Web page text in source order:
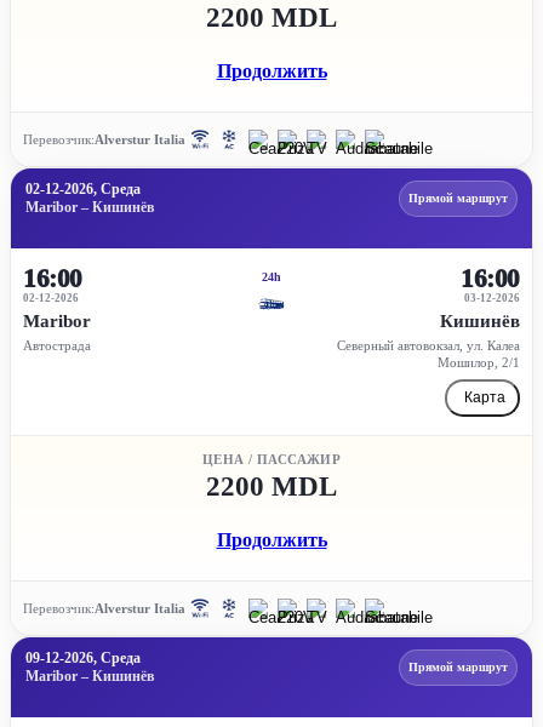
2200 MDL
Продолжить
Перевозчик:Alverstur Italia
02-12-2026, Среда
Maribor – Кишинёв
Прямой маршрут
16:00
02-12-2026
Maribor
Автострада
24h
03-12-2026
16:00
Кишинёв
Северный автовокзал, ул. Калеа
Мошилор, 2/1
Карта
ЦЕНА / ПАССАЖИР
2200 MDL
Продолжить
Перевозчик:Alverstur Italia
09-12-2026, Среда
Maribor – Кишинёв
Прямой маршрут